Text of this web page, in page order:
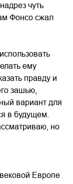
чуть
Фонсо сжал
ему
правду и
зашью,
вариант для
в будущем.
но
Европе